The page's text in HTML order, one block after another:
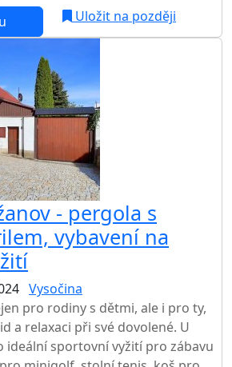
Uložit na později
- pergola s
vybavení na
Vysočina
pro rodiny s dětmi, ale i pro ty,
a relaxaci při své dovolené. U
ideální sportovní vyžití pro zábavu